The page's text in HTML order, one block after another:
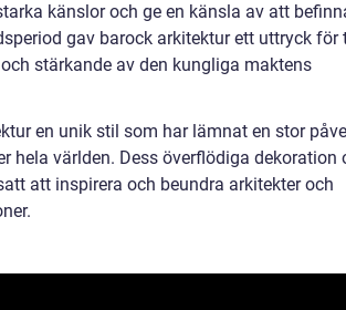
känslor och ge en känsla av att
gav barock arkitektur ett uttryck för
stärkande av den kungliga maktens
en unik stil som har lämnat en stor
hela världen. Dess överflödiga dekoration
att inspirera och beundra arkitekter och